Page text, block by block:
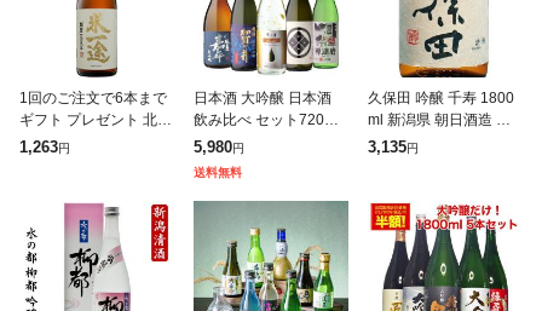
1回のご注文で6本まで
ギフト プレゼント 北海
道 沖縄 離島除く ヤマ
1,263円
日本酒 大吟醸 日本酒
飲み比べ セット720ml
5本 お中元 御中元 御歳
暮 お歳暮 RSL
5,980円
送料無料
久保田 吟醸 千寿 1800
ml 新潟県 朝日酒造 正
規販売店 日本酒 お中元
3,135円